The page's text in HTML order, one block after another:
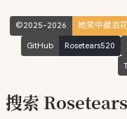
©2025-2026 她笑中藏泪花
GitHub Rosetears520
搜索 Rosetears